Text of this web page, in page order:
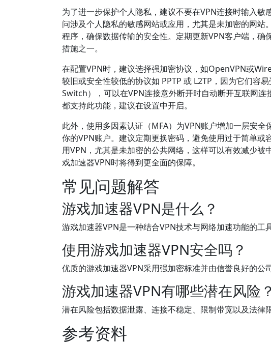
为了进一步保护个人隐私，建议不要在VPN连接时输入
问涉及个人隐私的敏感网站或应用，尤其是未加密的网
程序，确保数据传输的安全性。定期更新VPN客户端，
措施之一。
在配置VPN时，建议选择强加密协议，如OpenVPN或
较旧或安全性较低的协议如 PPTP 或 L2TP，因为它们容
Switch），可以在VPN连接意外断开时自动断开互联网
都支持此功能，建议在设置中开启。
此外，使用多因素认证（MFA）为VPN账户增加一层安
你的VPN账户。建议定期更换密码，避免使用过于简单
用VPN，尤其是未加密的公共网络，这样可以有效减少
戏加速器VPN时将得到更全面的保障。
常见问题解答
游戏加速器VPN是什么？
游戏加速器VPN是一种结合VPN技术与网络加速功能的工
使用游戏加速器VPN安全吗？
优质的游戏加速器VPN采用强加密标准并由信誉良好的公
游戏加速器VPN有哪些潜在风险？
潜在风险包括数据泄露、连接不稳定、限制带宽以及法律
参考资料